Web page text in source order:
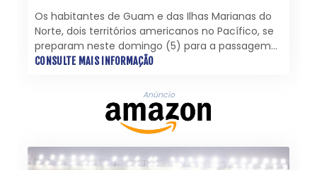
Os habitantes de Guam e das Ilhas Marianas do
Norte, dois territórios americanos no Pacífico, se
preparam neste domingo (5) para a passagem
de um supertufão "muito perigoso", segundo os
CONSULTE MAIS INFORMAÇÃO
Anúncio